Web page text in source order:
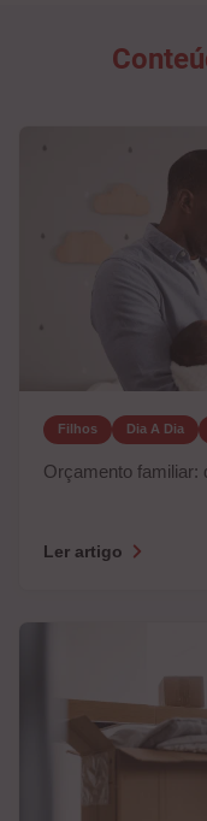
Filhos Dia A Dia
Orçamento familiar:
Ler artigo